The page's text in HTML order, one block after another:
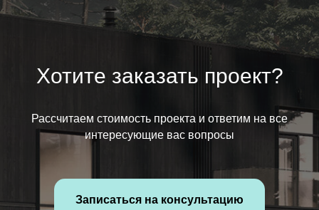
Хотите заказать проект?
Рассчитаем стоимость проекта и ответим на все
интересующие вас вопросы
Записаться на консультацию